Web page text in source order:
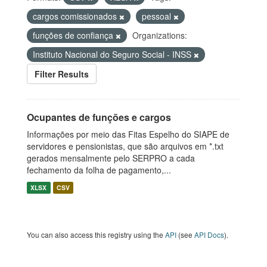
cargos comissionados
pessoal
funções de confiança
Organizations:
Instituto Nacional do Seguro Social - INSS
Filter Results
Ocupantes de funções e cargos
Informações por meio das Fitas Espelho do SIAPE de
servidores e pensionistas, que são arquivos em *.txt
gerados mensalmente pelo SERPRO a cada
fechamento da folha de pagamento,...
XLSX CSV
You can also access this registry using the API (see API Docs).